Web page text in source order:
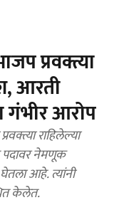
प्रवक्त्या
आरती
गंभीर आरोप
राहिलेल्या
पदावर नेमणूक
आहे. त्यांनी
केलेत.